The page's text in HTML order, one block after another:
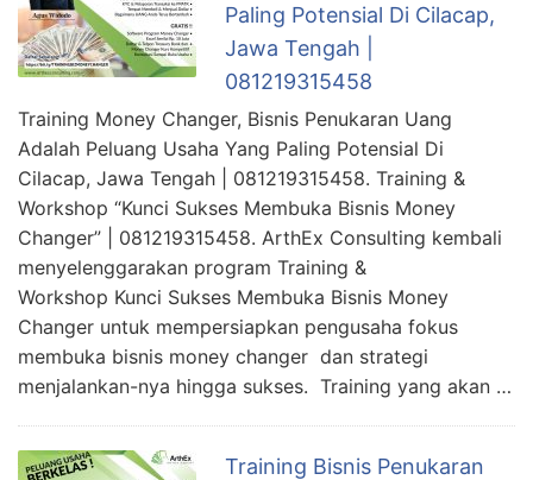
Paling Potensial Di Cilacap,
Jawa Tengah |
081219315458
Training Money Changer, Bisnis Penukaran Uang
Adalah Peluang Usaha Yang Paling Potensial Di
Cilacap, Jawa Tengah | 081219315458. Training &
Workshop “Kunci Sukses Membuka Bisnis Money
Changer” | 081219315458. ArthEx Consulting kembali
menyelenggarakan program Training &
Workshop Kunci Sukses Membuka Bisnis Money
Changer untuk mempersiapkan pengusaha fokus
membuka bisnis money changer dan strategi
menjalankan-nya hingga sukses. Training yang akan …
Training Bisnis Penukaran